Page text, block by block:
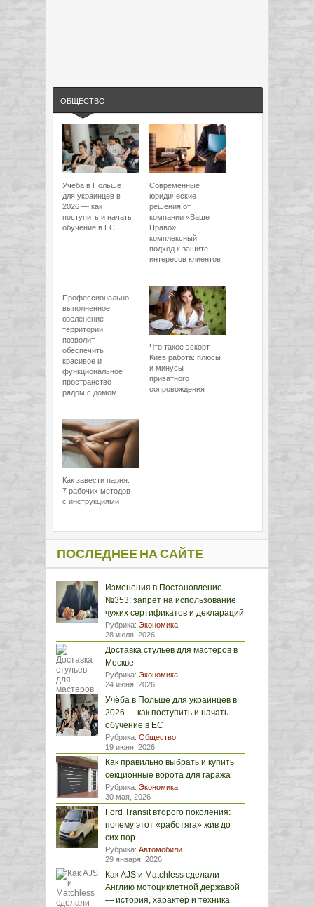
ОБЩЕСТВО
Учёба в Польше
для украинцев в
2026 — как
поступить и начать
обучение в ЕС
Современные
юридические
решения от
компании «Ваше
Право»:
комплексный
подход к защите
интересов клиентов
Профессионально
выполненное
озеленение
территории
позволит
обеспечить
красивое и
функциональное
пространство
рядом с домом
Что такое эскорт
Киев работа: плюсы
и минусы
приватного
сопровождения
Как завести парня:
7 рабочих методов
с инструкциями
ПОСЛЕДНЕЕ НА САЙТЕ
Изменения в Постановление
№353: запрет на использование
чужих сертификатов и деклараций
Рубрика: Экономика
28 июля, 2026
Доставка стульев для мастеров в
Москве
Рубрика: Экономика
24 июня, 2026
Учёба в Польше для украинцев в
2026 — как поступить и начать
обучение в ЕС
Рубрика: Общество
19 июня, 2026
Как правильно выбрать и купить
секционные ворота для гаража
Рубрика: Экономика
30 мая, 2026
Ford Transit второго поколения:
почему этот «работяга» жив до
сих пор
Рубрика: Автомобили
29 января, 2026
Как AJS и Matchless сделали
Англию мотоциклетной державой
— история, характер и техника